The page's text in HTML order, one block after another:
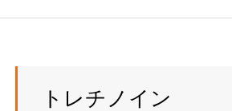
トレチノイン